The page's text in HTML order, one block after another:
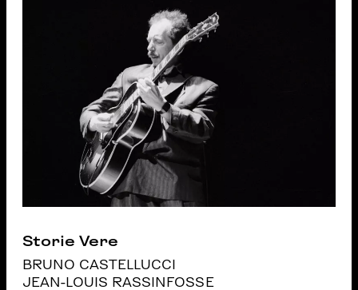
Storie Vere
BRUNO CASTELLUCCI
JEAN-LOUIS RASSINFOSSE